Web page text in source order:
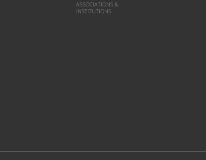
ASSOCIATIONS &
INSTITUTIONS